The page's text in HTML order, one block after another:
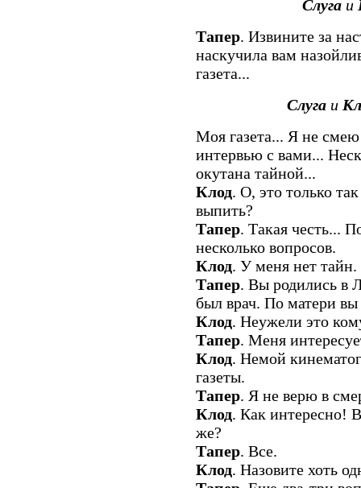
Слуга и
Тапер. Извините за
наскучила вам
газета...
Слугаи
Моя газета... Я не
интервью с вами...
окутана тайной...
Клод. О, это только
выпить?
Тапер. Такая честь...
несколько вопросов.
Клод. У меня нет тайн.
Тапер. Вы родились в
был врач. По матери
Клод. Неужели это
Тапер. Меня
Клод. Немой
газеты.
Тапер. Я не верю в
Клод. Как интересно!
же?
Тапер. Все.
Клод. Назовите хоть